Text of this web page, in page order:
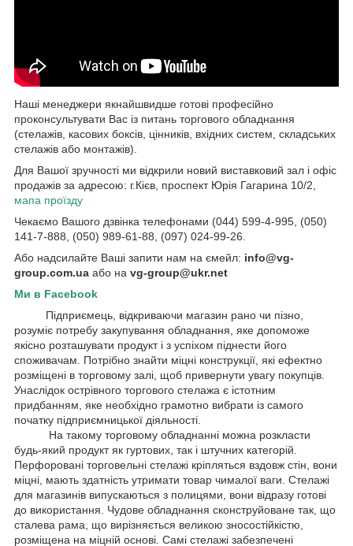
Наші менеджери якнайшвидше готові професійно
проконсультувати Вас із питань торгового обладнання
(стелажів, касових боксів, цінників, вхідних систем, складських
стелажів або монтажів).
Для Вашої зручності ми відкрили новий виставковий зал і офіс
продажів за адресою: г.Кієв, проспект Юрія Гагарина 10/2,
мапа проїзду
Чекаємо Вашого дзвінка телефонами (044) 599-4-995, (050)
141-7-888, (050) 989-61-88, (097) 024-99-26.
Або надсилайте Ваші запити нам на ємейл: info@vg-
group.com.ua або на vg-group@ukr.net
Ми в Facebook
Підприємець, відкриваючи магазин рано чи пізно,
розуміє потребу закупування обладнання, яке допоможе
якісно розташувати продукт і з успіхом піднести його
споживачам. Потрібно знайти міцні конструкції, які ефектно
розміщені в торговому залі, щоб привернути увагу покупців.
Унаслідок острівного торгового стелажа є істотним
придбанням, яке необхідно грамотно вибрати із самого
початку підприємницької діяльності.
На такому торговому обладнанні можна розкласти
будь-який продукт як гуртових, так і штучних категорій.
Перфоровані торговельні стелажі кріпляться вздовж стін, вони
міцні, мають здатність утримати товар чималої ваги. Стелажі
для магазинів випускаються з полицями, вони відразу готові
до використання. Чудове обладнання сконструйоване так, що
сталева рама, що вирізняється великою зносостійкістю,
розміщена на міцній основі. Самі стелажі забезпечені